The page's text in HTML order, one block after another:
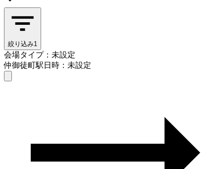
絞り込み1
会場タイプ：未設定
仲御徒町駅日時：未設定